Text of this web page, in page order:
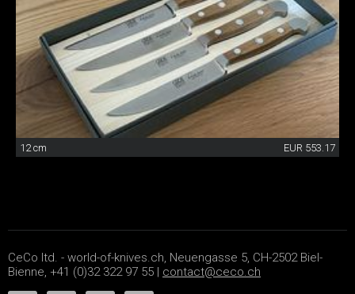
12 cm EUR 553.17
CeCo ltd. - world-of-knives.ch, Neuengasse 5, CH-2502 Biel-
Bienne, +41 (0)32 322 97 55 | contact@ceco.ch